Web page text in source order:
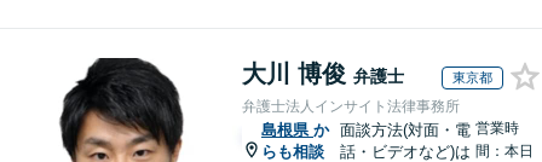
大川 博俊 弁護士 東京都
弁護士法人インサイト法律事務所
島根県 か
らも相談
面談方法(対面・電
話・ビデオなど)は
営業時
間：本日